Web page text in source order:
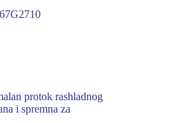
protok rashladnog
i spremna za